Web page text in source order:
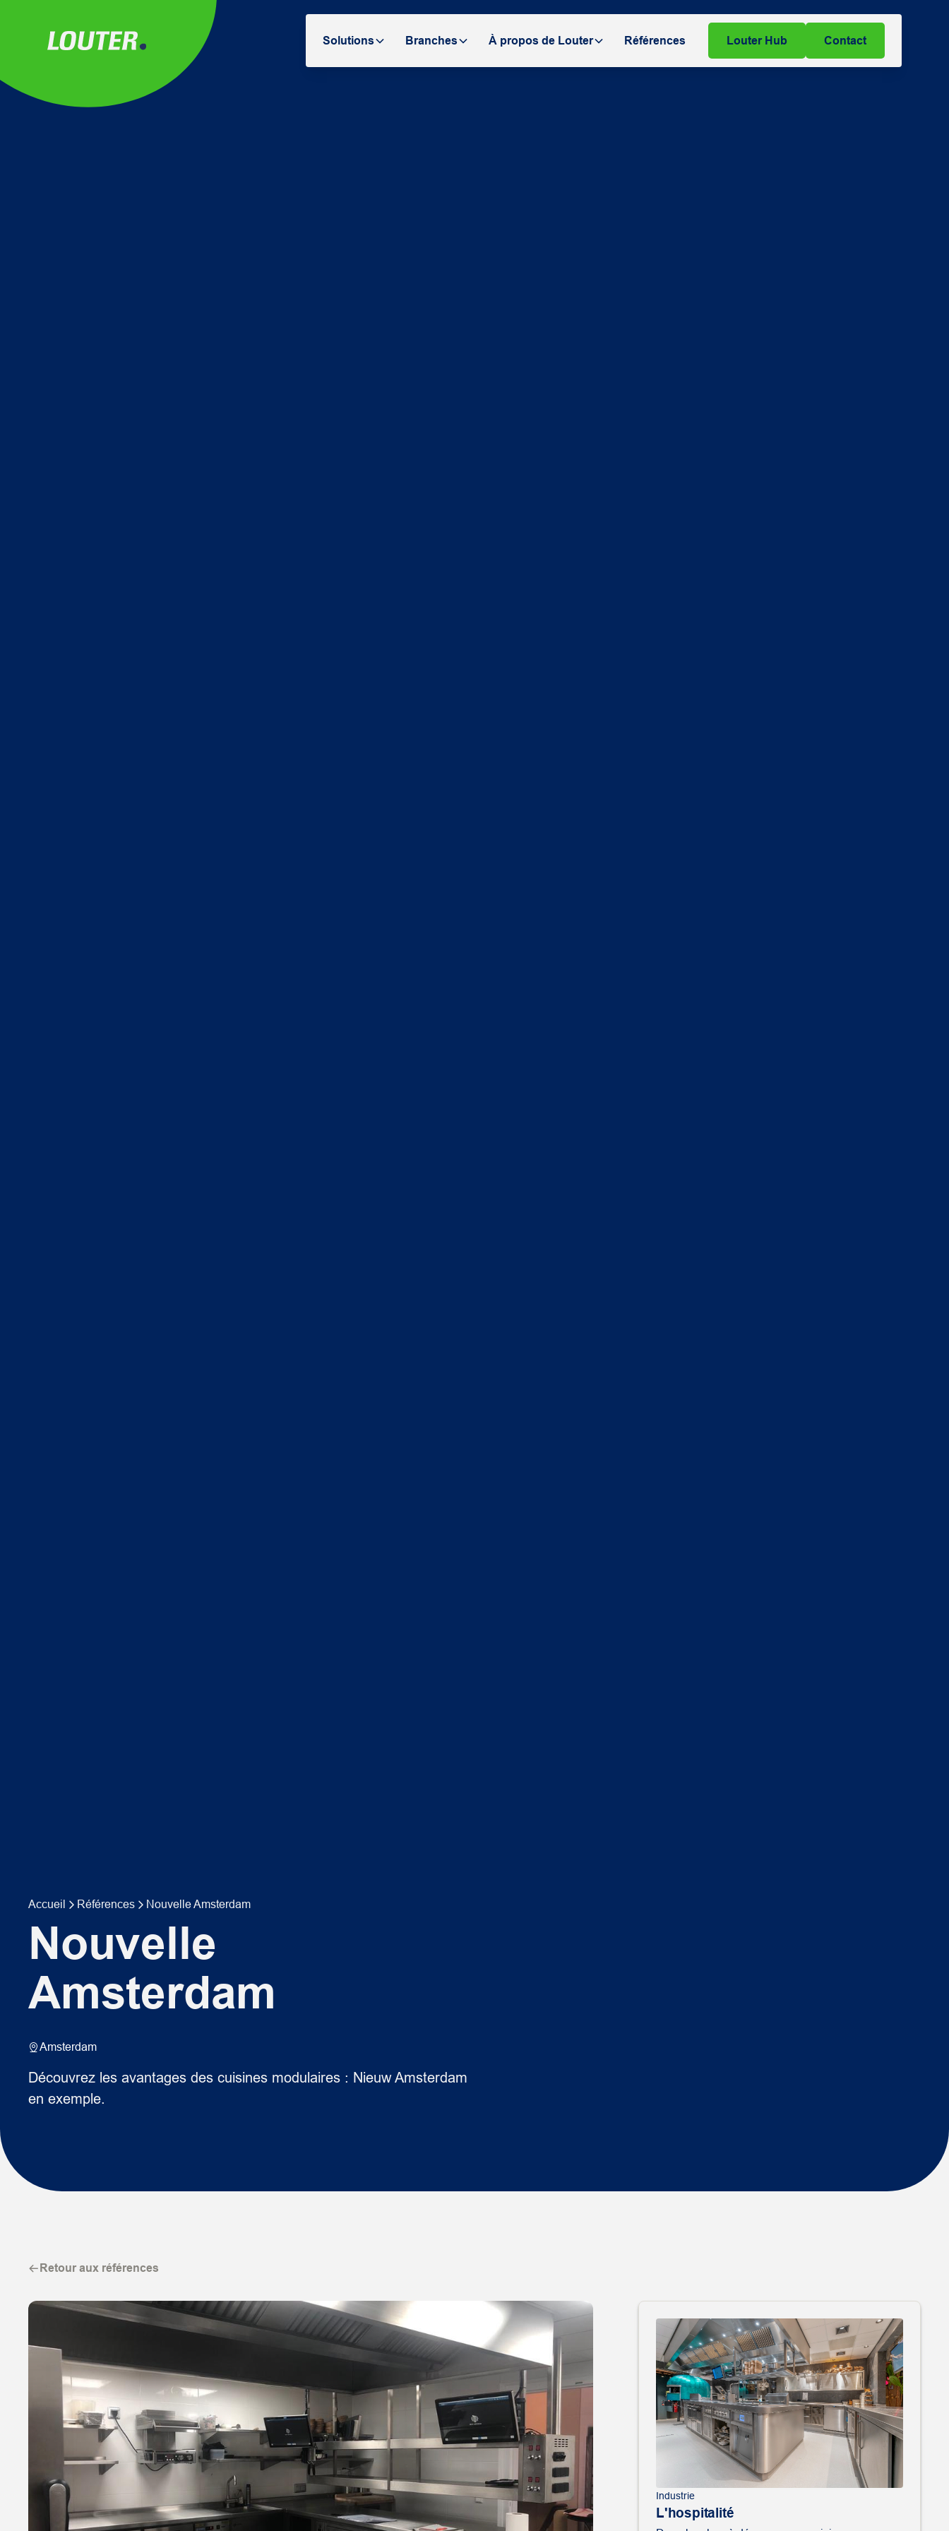
Solutions Branches À propos de Louter Références Louter Hub Contact
Accueil Références Nouvelle Amsterdam
Nouvelle
Amsterdam
Amsterdam
Découvrez les avantages des cuisines modulaires : Nieuw Amsterdam
en exemple.
Retour aux références
Industrie
L'hospitalité